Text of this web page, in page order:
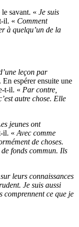
savant. « Je suis
il. « Comment
à quelqu’un de la
leçon par
En espérer ensuite une
t-il. « Par contre,
autre chose. Elle
jeunes ont
il. « Avec comme
de choses.
fonds commun. Ils
leurs connaissances
Je suis aussi
comprennent ce que je